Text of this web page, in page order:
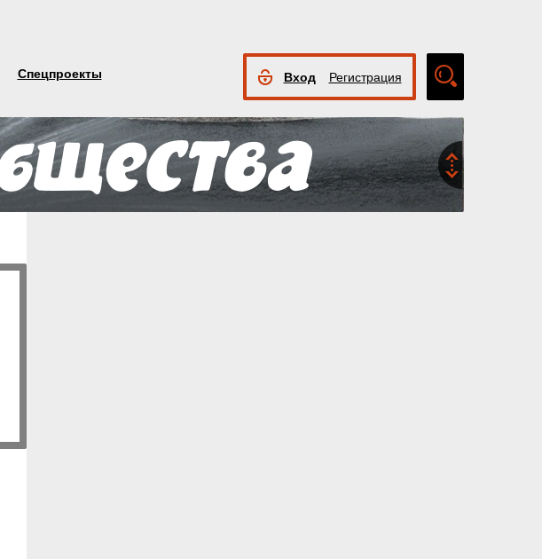
Спецпроекты Вход Регистрация
поиск